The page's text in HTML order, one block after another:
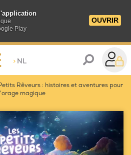
Play
OUVRIR
> NL
Rêveurs : histoires et aventures pour
magique